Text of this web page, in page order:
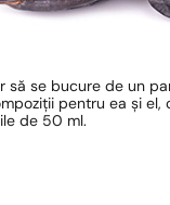
să se bucure de un
pentru ea și el,
de 50 ml.